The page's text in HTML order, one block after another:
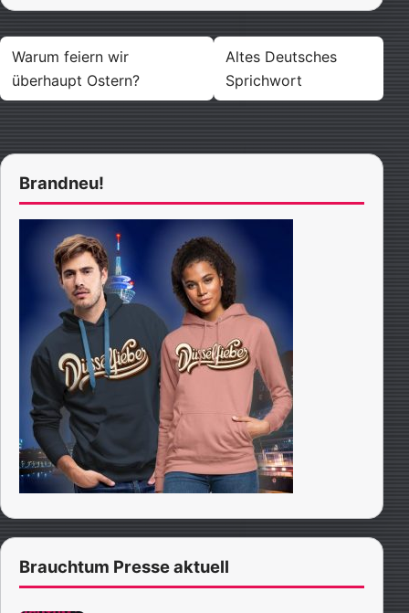
Beitragsnavigation
Warum feiern wir
überhaupt Ostern?
Altes Deutsches
Sprichwort
Brandneu!
Brauchtum Presse aktuell